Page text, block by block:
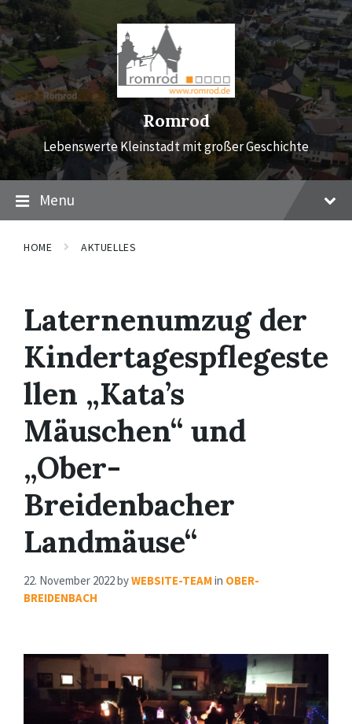
Skip
to
content
Skip
to
main
navigation
Skip
to
footer
Romrod
Lebenswerte Kleinstadt mit großer Geschichte
Menu
HOME AKTUELLES
Laternenumzug der
Kindertagespflegeste
llen „Kata’s
Mäuschen“ und
„Ober-
Breidenbacher
Landmäuse“
22. November 2022byWEBSITE-TEAMin OBER-
BREIDENBACH